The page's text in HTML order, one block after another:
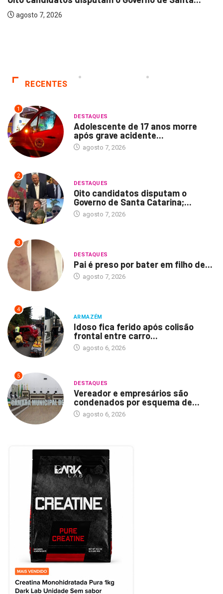
agosto 7, 2026
RECENTES
1
DESTAQUES
Adolescente de 17 anos morre
após grave acidente...
agosto 7, 2026
2
DESTAQUES
Oito candidatos disputam o
Governo de Santa Catarina;...
agosto 7, 2026
3
DESTAQUES
Pai é preso por bater em filho de...
agosto 7, 2026
4
ARMAZÉM
Idoso fica ferido após colisão
frontal entre carro...
agosto 6, 2026
5
DESTAQUES
Vereador e empresários são
condenados por esquema de...
agosto 6, 2026